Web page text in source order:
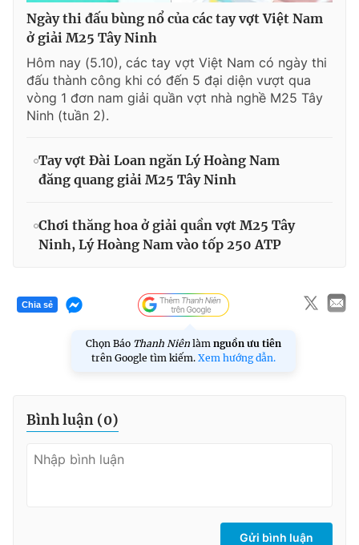
Ngày thi đấu bùng nổ của các tay vợt Việt Nam
ở giải M25 Tây Ninh
Hôm nay (5.10), các tay vợt Việt Nam có ngày thi
đấu thành công khi có đến 5 đại diện vượt qua
vòng 1 đơn nam giải quần vợt nhà nghề M25 Tây
Ninh (tuần 2).
Tay vợt Đài Loan ngăn Lý Hoàng Nam
đăng quang giải M25 Tây Ninh
Chơi thăng hoa ở giải quần vợt M25 Tây
Ninh, Lý Hoàng Nam vào tốp 250 ATP
Chia sẻ
Chọn Báo Thanh Niên làm nguồn ưu tiên
trên Google tìm kiếm. Xem hướng dẫn.
Bình luận (0)
Gửi bình luận